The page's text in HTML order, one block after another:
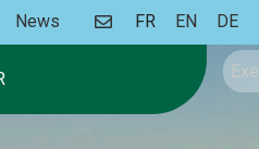
News CONTACT
FR EN DE